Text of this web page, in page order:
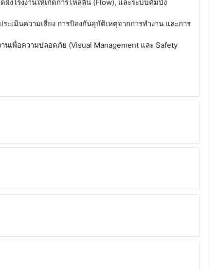
งโรงงานให้เกิดการไหลลื่น (Flow), และระบบคัมบัง
เมินความเสี่ยง การป้องกันอุบัติเหตุจากการทำงาน และการ
เพื่อความปลอดภัย (Visual Management และ Safety